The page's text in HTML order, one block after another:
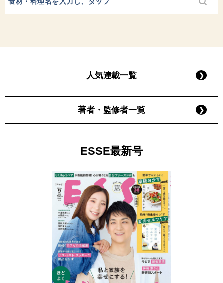
人気連載一覧
著者・監修者一覧
ESSE最新号